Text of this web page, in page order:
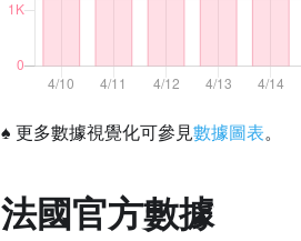
♠ 更多數據視覺化可參見數據圖表。
法國官方數據